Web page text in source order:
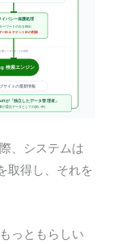
、システムは
取得し、それを
っともらしい